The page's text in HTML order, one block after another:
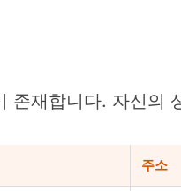
재합니다. 자신의
주소